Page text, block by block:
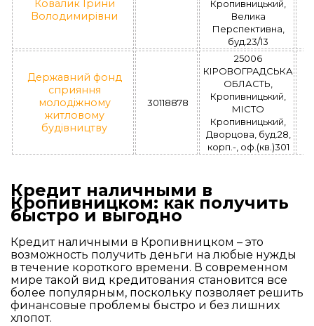
Ковалик Ірини
Володимирівни
Кропивницький,
Велика
Перспективна,
буд.23/13
Державний фонд
сприяння
молодіжному
житловому
будівництву
30118878
25006
КІРОВОГРАДСЬКА
ОБЛАСТЬ,
Кропивницький,
МІСТО
Кропивницький,
Дворцова, буд.28,
корп.-, оф.(кв.)301
Кредит наличными в
Кропивницком: как получить
быстро и выгодно
Кредит наличными в Кропивницком – это
возможность получить деньги на любые нужды
в течение короткого времени. В современном
мире такой вид кредитования становится все
более популярным, поскольку позволяет решить
финансовые проблемы быстро и без лишних
хлопот.